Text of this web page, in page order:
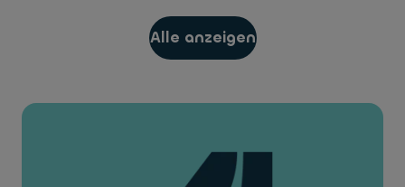
Alle anzeigen